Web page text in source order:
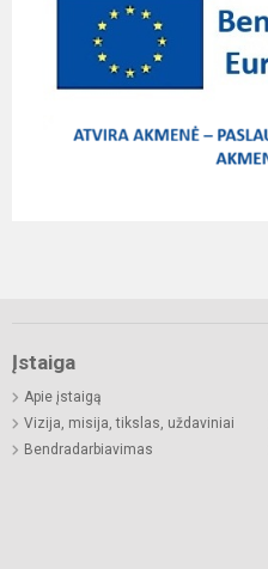
Įstaiga
Apie įstaigą
Vizija, misija, tikslas, uždaviniai
Bendradarbiavimas